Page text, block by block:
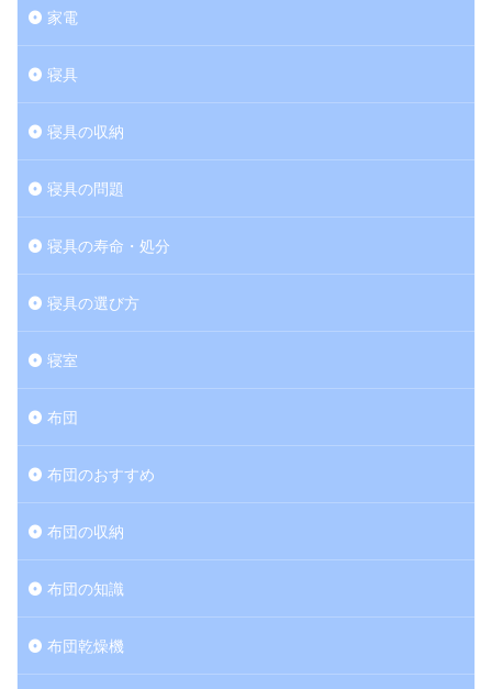
家電
寝具
寝具の収納
寝具の問題
寝具の寿命・処分
寝具の選び方
寝室
布団
布団のおすすめ
布団の収納
布団の知識
布団乾燥機